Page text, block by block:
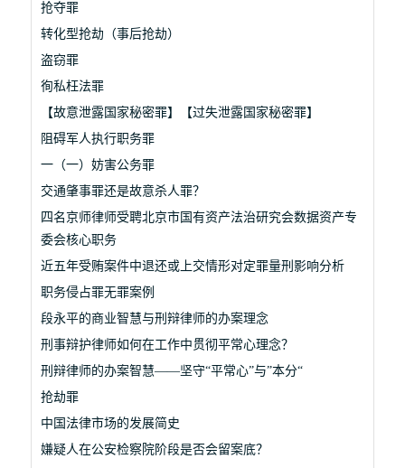
抢夺罪
转化型抢劫（事后抢劫）
盗窃罪
徇私枉法罪
【故意泄露国家秘密罪】【过失泄露国家秘密罪】
阻碍军人执行职务罪
一（一）妨害公务罪
交通肇事罪还是故意杀人罪？
四名京师律师受聘北京市国有资产法治研究会数据资产专
委会核心职务
近五年受贿案件中退还或上交情形对定罪量刑影响分析
职务侵占罪无罪案例
段永平的商业智慧与刑辩律师的办案理念
刑事辩护律师如何在工作中贯彻平常心理念？
刑辩律师的办案智慧——坚守“平常心”与”本分“
抢劫罪
中国法律市场的发展简史
嫌疑人在公安检察院阶段是否会留案底？